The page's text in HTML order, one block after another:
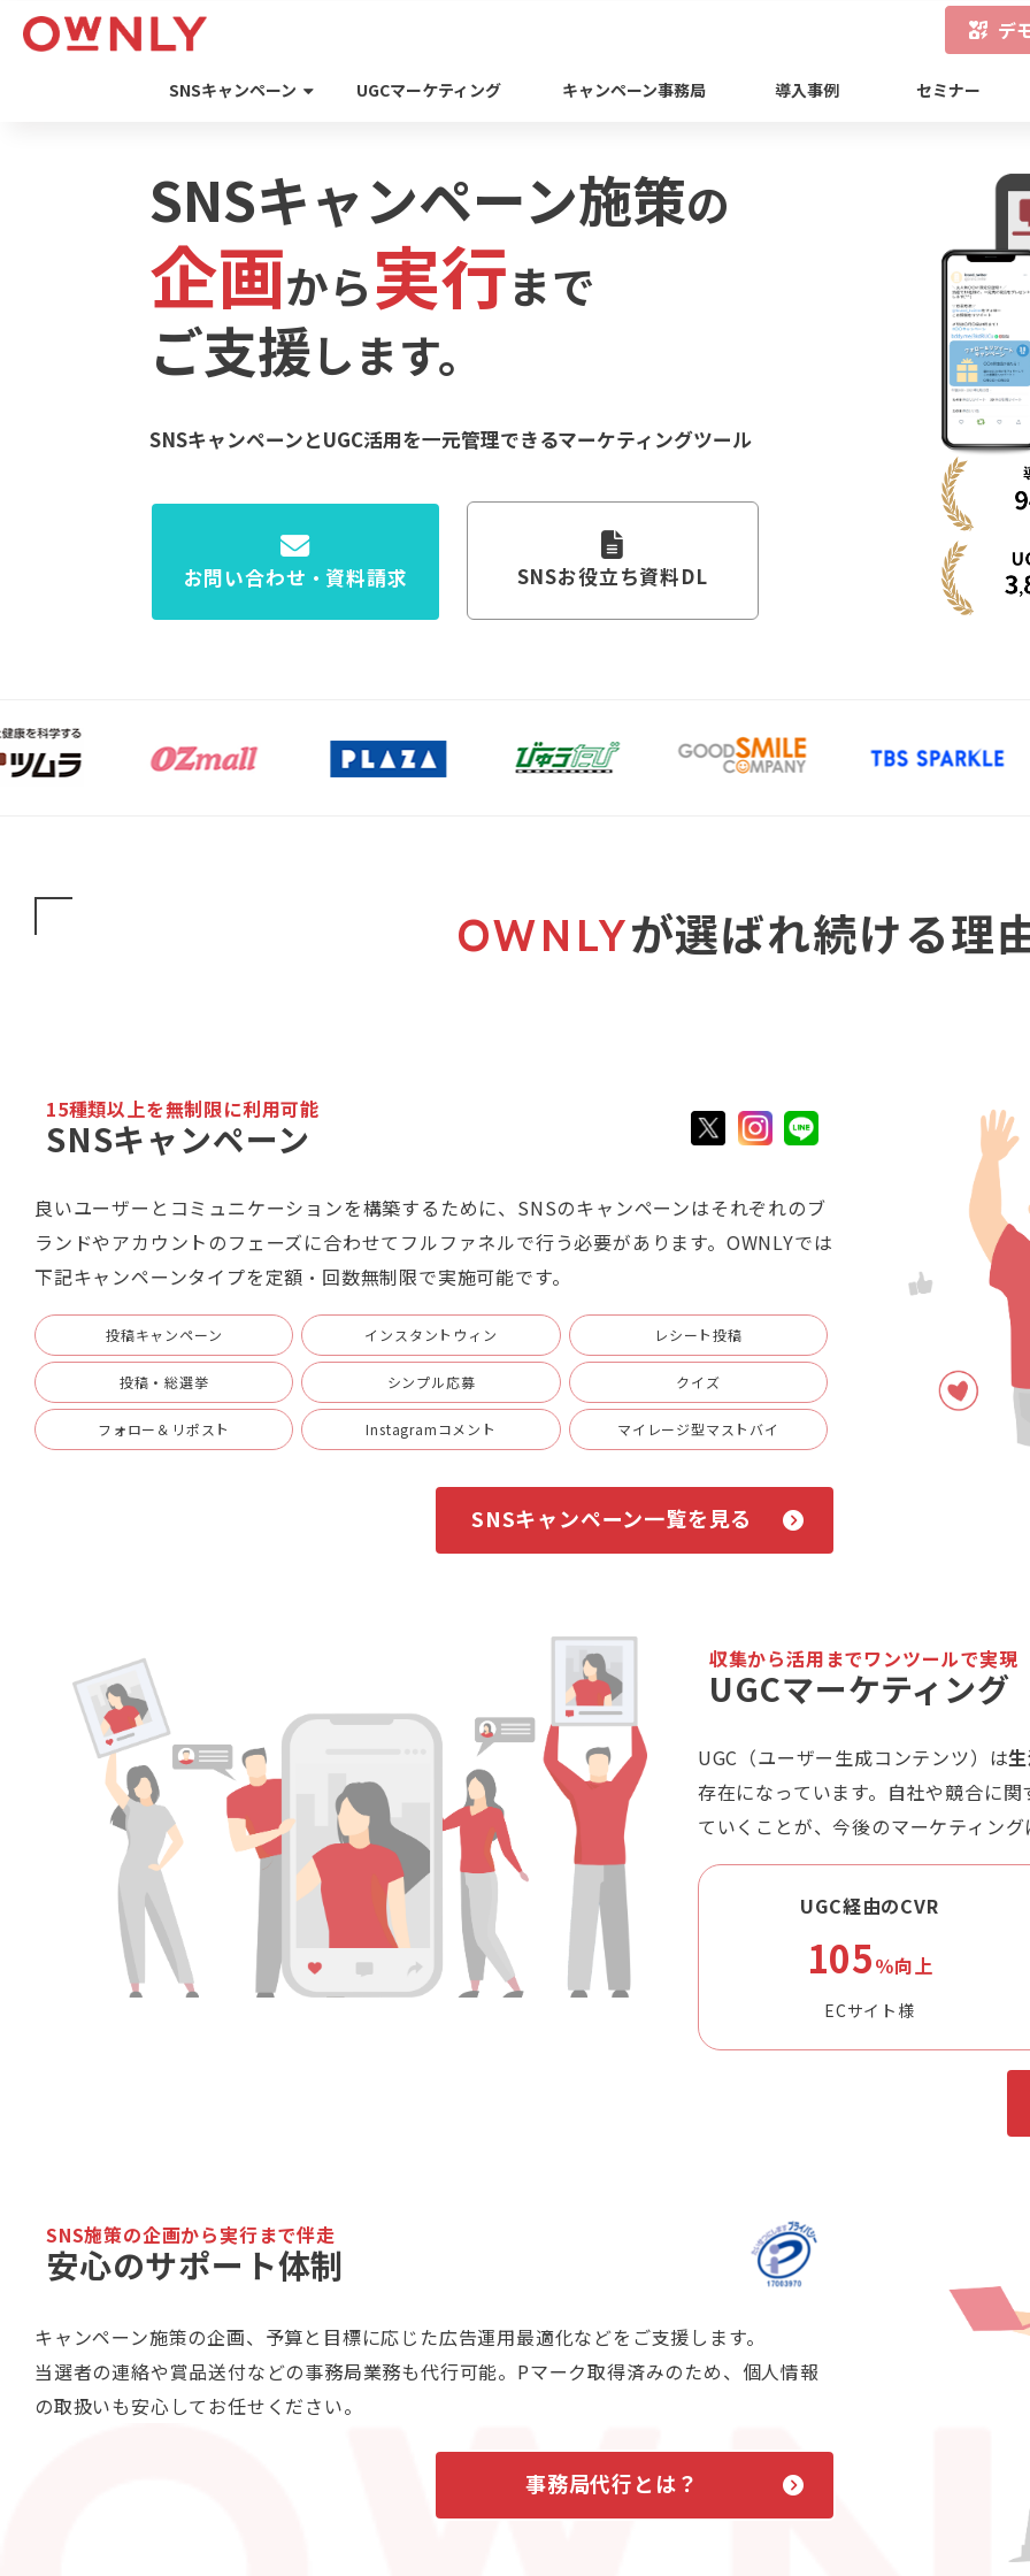
デ
SNSキャンペーン UGCマーケティング キャンペーン事務局 導入事例 セミナー
SNSキャンペーン施策の
企画から実行まで
ご支援します。
SNSキャンペーンとUGC活用を一元管理できるマーケティングツール
お問い合わせ・資料請求 SNSお役立ち資料DL
OWNLYが選ばれ続ける
15種類以上を無制限に利用可能
SNSキャンペーン
良いユーザーとコミュニケーションを構築するために、SNSのキャンペーンはそれぞれのブ
ランドやアカウントのフェーズに合わせてフルファネルで行う必要があります。OWNLYでは
下記キャンペーンタイプを定額・回数無制限で実施可能です。
投稿キャンペーン インスタントウィン レシート投稿
投稿・総選挙 シンプル応募 クイズ
フォロー＆リポスト Instagramコメント マイレージ型マストバイ
SNSキャンペーン一覧を見る
収集から活用までワンツールで実現
UGCマーケティング
UGC（ユーザー生成コンテンツ）は
存在になっています。自社や競合に
ていくことが、今後のマーケティン
UGC経由のCVR
105％向上
ECサイト様
SNS施策の企画から実行まで伴走
安心のサポート体制
キャンペーン施策の企画、予算と目標に応じた広告運用最適化などをご支援します。
当選者の連絡や賞品送付などの事務局業務も代行可能。Pマーク取得済みのため、個人情報
の取扱いも安心してお任せください。
事務局代行とは？